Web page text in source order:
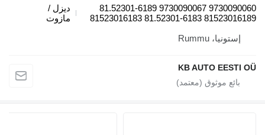
9730090060 9730090067 81.52301-6189
81523016189 81.52301-6183 81523016183
ديزل /
مازوت
إستونيا، Rummu
KB AUTO EESTI OÜ